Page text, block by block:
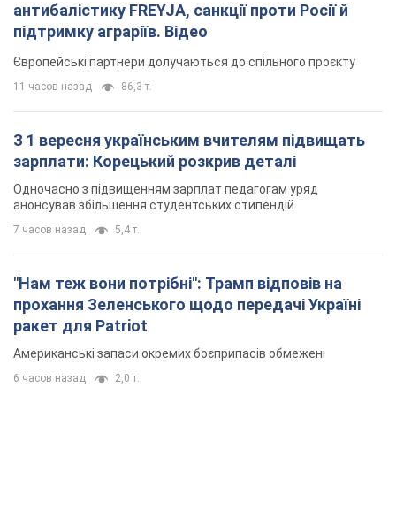
антибалістику FREYJA, санкції проти Росії й
підтримку аграріїв. Відео
Європейські партнери долучаються до спільного проєкту
11 часов назад 86,3 т.
З 1 вересня українським вчителям підвищать
зарплати: Корецький розкрив деталі
Одночасно з підвищенням зарплат педагогам уряд
анонсував збільшення студентських стипендій
7 часов назад 5,4 т.
"Нам теж вони потрібні": Трамп відповів на
прохання Зеленського щодо передачі Україні
ракет для Patriot
Американські запаси окремих боєприпасів обмежені
6 часов назад 2,0 т.